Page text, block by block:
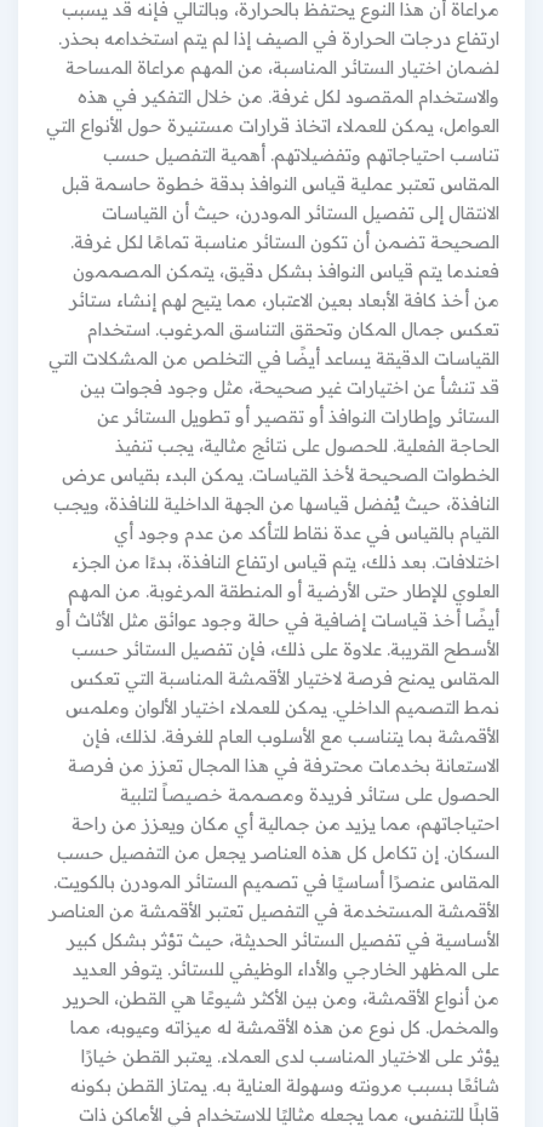
مراعاة أن هذا النوع يحتفظ بالحرارة، وبالتالي فإنه قد يسبب
ارتفاع درجات الحرارة في الصيف إذا لم يتم استخدامه بحذر.
لضمان اختيار الستائر المناسبة، من المهم مراعاة المساحة
والاستخدام المقصود لكل غرفة. من خلال التفكير في هذه
العوامل، يمكن للعملاء اتخاذ قرارات مستنيرة حول الأنواع التي
تناسب احتياجاتهم وتفضيلاتهم. أهمية التفصيل حسب
المقاس تعتبر عملية قياس النوافذ بدقة خطوة حاسمة قبل
الانتقال إلى تفصيل الستائر المودرن، حيث أن القياسات
الصحيحة تضمن أن تكون الستائر مناسبة تمامًا لكل غرفة.
فعندما يتم قياس النوافذ بشكل دقيق، يتمكن المصممون
من أخذ كافة الأبعاد بعين الاعتبار، مما يتيح لهم إنشاء ستائر
تعكس جمال المكان وتحقق التناسق المرغوب. استخدام
القياسات الدقيقة يساعد أيضًا في التخلص من المشكلات التي
قد تنشأ عن اختيارات غير صحيحة، مثل وجود فجوات بين
الستائر وإطارات النوافذ أو تقصير أو تطويل الستائر عن
الحاجة الفعلية. للحصول على نتائج مثالية، يجب تنفيذ
الخطوات الصحيحة لأخذ القياسات. يمكن البدء بقياس عرض
النافذة، حيث يُفضل قياسها من الجهة الداخلية للنافذة، ويجب
القيام بالقياس في عدة نقاط للتأكد من عدم وجود أي
اختلافات. بعد ذلك، يتم قياس ارتفاع النافذة، بدءًا من الجزء
العلوي للإطار حتى الأرضية أو المنطقة المرغوبة. من المهم
أيضًا أخذ قياسات إضافية في حالة وجود عوائق مثل الأثاث أو
الأسطح القريبة. علاوة على ذلك، فإن تفصيل الستائر حسب
المقاس يمنح فرصة لاختيار الأقمشة المناسبة التي تعكس
نمط التصميم الداخلي. يمكن للعملاء اختيار الألوان وملمس
الأقمشة بما يتناسب مع الأسلوب العام للغرفة. لذلك، فإن
الاستعانة بخدمات محترفة في هذا المجال تعزز من فرصة
الحصول على ستائر فريدة ومصممة خصيصاً لتلبية
احتياجاتهم، مما يزيد من جمالية أي مكان ويعزز من راحة
السكان. إن تكامل كل هذه العناصر يجعل من التفصيل حسب
المقاس عنصرًا أساسيًا في تصميم الستائر المودرن بالكويت.
الأقمشة المستخدمة في التفصيل تعتبر الأقمشة من العناصر
الأساسية في تفصيل الستائر الحديثة، حيث تؤثر بشكل كبير
على المظهر الخارجي والأداء الوظيفي للستائر. يتوفر العديد
من أنواع الأقمشة، ومن بين الأكثر شيوعًا هي القطن، الحرير
والمخمل. كل نوع من هذه الأقمشة له ميزاته وعيوبه، مما
يؤثر على الاختيار المناسب لدى العملاء. يعتبر القطن خيارًا
شائعًا بسبب مرونته وسهولة العناية به. يمتاز القطن بكونه
قابلًا للتنفس، مما يجعله مثاليًا للاستخدام في الأماكن ذات